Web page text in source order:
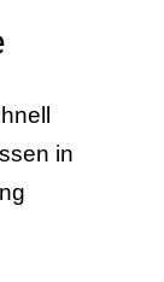
in